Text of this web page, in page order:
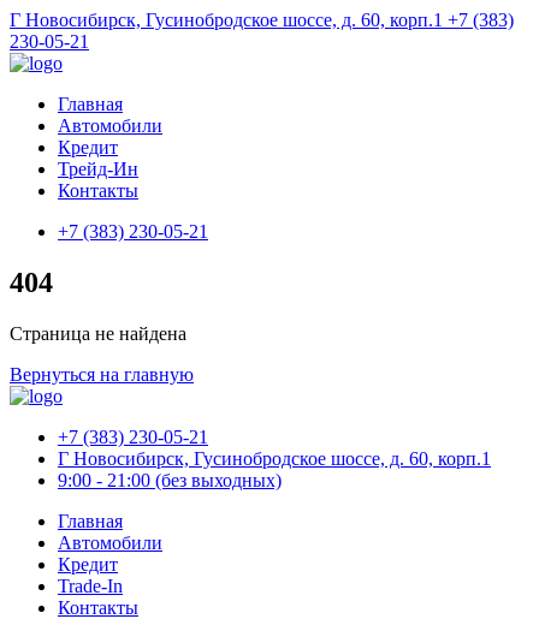
Г Новосибирск, Гусинобродское шоссе, д. 60, корп.1 +7 (383)
230-05-21
Главная
Автомобили
Кредит
Трейд-Ин
Контакты
+7 (383) 230-05-21
404
Страница не найдена
Вернуться на главную
+7 (383) 230-05-21
Г Новосибирск, Гусинобродское шоссе, д. 60, корп.1
9:00 - 21:00 (без выходных)
Главная
Автомобили
Кредит
Trade-In
Контакты